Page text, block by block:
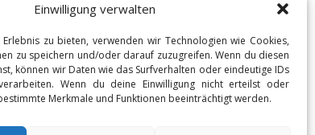
Einwilligung verwalten
zu bieten, verwenden wir Technologien wie Cookies,
zu speichern und/oder darauf zuzugreifen. Wenn du diesen
können wir Daten wie das Surfverhalten oder eindeutige IDs
Wenn du deine Einwilligung nicht erteilst oder
Merkmale und Funktionen beeinträchtigt werden.
Vermögensabschöpfung
Vorgehensweise